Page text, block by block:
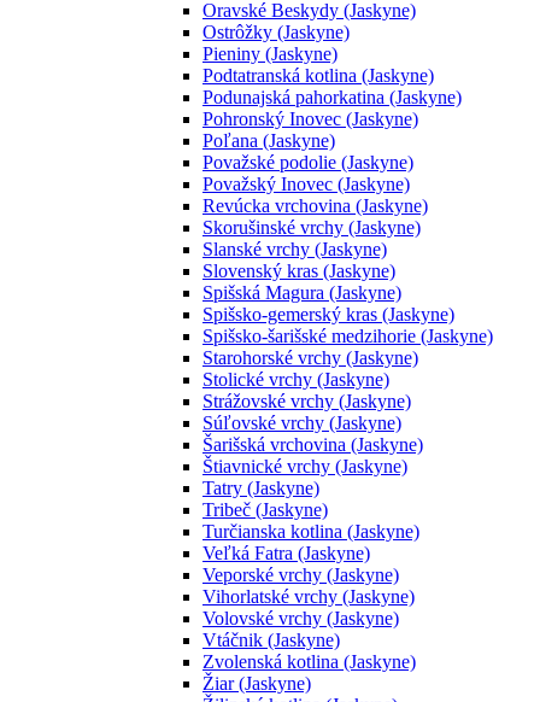
Oravské Beskydy (Jaskyne)
Ostrôžky (Jaskyne)
Pieniny (Jaskyne)
Podtatranská kotlina (Jaskyne)
Podunajská pahorkatina (Jaskyne)
Pohronský Inovec (Jaskyne)
Poľana (Jaskyne)
Považské podolie (Jaskyne)
Považský Inovec (Jaskyne)
Revúcka vrchovina (Jaskyne)
Skorušinské vrchy (Jaskyne)
Slanské vrchy (Jaskyne)
Slovenský kras (Jaskyne)
Spišská Magura (Jaskyne)
Spišsko-gemerský kras (Jaskyne)
Spišsko-šarišské medzihorie (Jaskyne)
Starohorské vrchy (Jaskyne)
Stolické vrchy (Jaskyne)
Strážovské vrchy (Jaskyne)
Súľovské vrchy (Jaskyne)
Šarišská vrchovina (Jaskyne)
Štiavnické vrchy (Jaskyne)
Tatry (Jaskyne)
Tribeč (Jaskyne)
Turčianska kotlina (Jaskyne)
Veľká Fatra (Jaskyne)
Veporské vrchy (Jaskyne)
Vihorlatské vrchy (Jaskyne)
Volovské vrchy (Jaskyne)
Vtáčnik (Jaskyne)
Zvolenská kotlina (Jaskyne)
Žiar (Jaskyne)